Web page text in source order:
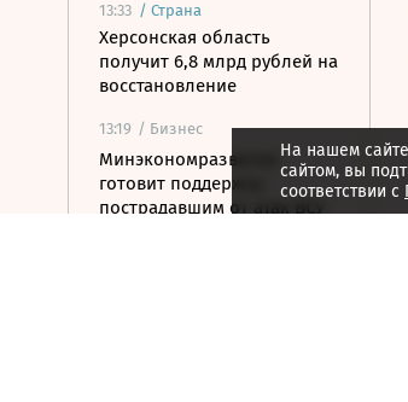
13:33 / Страна
Херсонская область
получит 6,8 млрд рублей на
восстановление
13:19 / Бизнес
Минэкономразвития
готовит поддержку
пострадавшим от атак ВСУ
На нашем
сайтом, вы
соответствии с